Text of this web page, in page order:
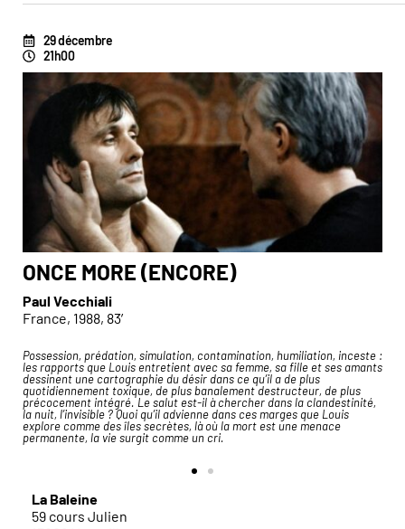
29 décembre
21h00
ONCE MORE (ENCORE)
Paul Vecchiali
France, 1988, 83′
simulation, contamination, humiliation, inceste :
avec sa femme, sa fille et ses amants
du désir dans ce qu’il a de plus
de plus banalement destructeur, de plus
salut est-il à chercher dans la clandestinité,
advienne dans ces marges que Louis
secrètes, là où la mort est une menace
comme un cri.
« On m’a déjà dit que j’avais
je ressens Once More
que la mort fait partie de la
Paul Vecchiali
La Baleine
59 cours Julien